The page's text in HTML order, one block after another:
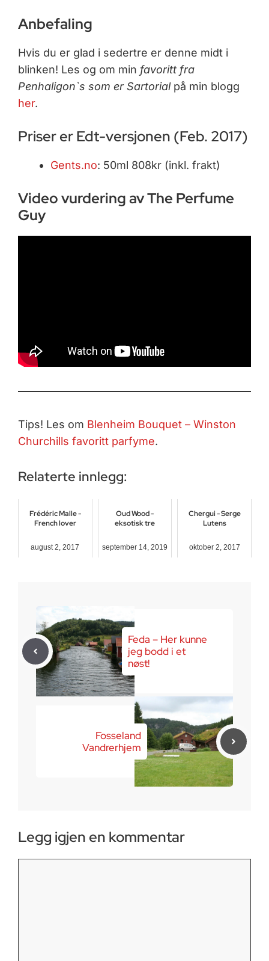
Anbefaling
Hvis du er glad i sedertre er denne midt i
blinken! Les og om min favoritt fra
Penhaligon`s som er Sartorialpå min blogg
her.
Priser er Edt-versjonen (Feb. 2017)
Gents.no: 50ml 808kr (inkl. frakt)
Video vurdering av The Perfume
Guy
Tips! Les om Blenheim Bouquet – Winston
Churchills favoritt parfyme.
Relaterte innlegg:
Frédéric Malle -
French lover
august 2, 2017
Oud Wood -
eksotisk tre
september 14, 2019
Chergui - Serge
Lutens
oktober 2, 2017
Feda – Her kunne
jeg bodd i et
nøst!
Fosseland
Vandrerhjem
Legg igjen en kommentar